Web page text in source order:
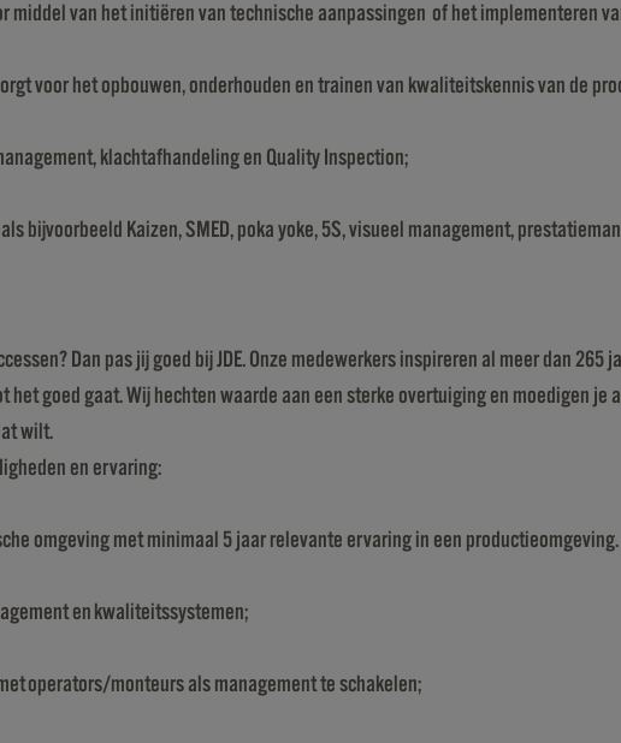
middel van het initiëren van technische aanpassingen of het implementeren
voor het opbouwen, onderhouden en trainen van kwaliteitskennis van de
klachtafhandeling en Quality Inspection;
bijvoorbeeld Kaizen, SMED, poka yoke, 5S, visueel management,
Dan pas jij goed bij JDE. Onze medewerkers inspireren al meer dan
goed gaat. Wij hechten waarde aan een sterke overtuiging en moedigen je
wilt.
en ervaring:
omgeving met minimaal 5 jaar relevante ervaring in een productieomgeving.
en kwaliteitssystemen;
operators/monteurs als management te schakelen;